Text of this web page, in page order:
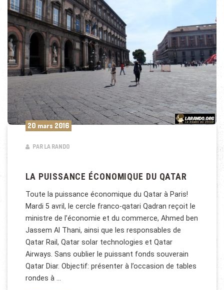
20 mars 2016
PAR LA RANDO
LA PUISSANCE ÉCONOMIQUE DU QATAR
Toute la puissance économique du Qatar à Paris!
Mardi 5 avril, le cercle franco-qatari Qadran reçoit le
ministre de l’économie et du commerce, Ahmed ben
Jassem Al Thani, ainsi que les responsables de
Qatar Rail, Qatar solar technologies et Qatar
Airways. Sans oublier le puissant fonds souverain
Qatar Diar. Objectif: présenter à l’occasion de tables
rondes à …